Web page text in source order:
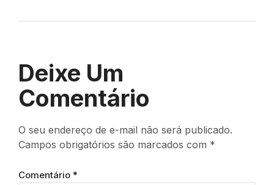
Deixe Um
Comentário
O seu endereço de e-mail não será publicado.
Campos obrigatórios são marcados com *
Comentário *